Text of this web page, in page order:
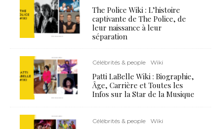
The Police Wiki : L’histoire
captivante de The Police, de
leur naissance à leur
séparation
Célébrités & people Wiki
Patti LaBelle Wiki : Biographie,
Âge, Carrière et Toutes les
Infos sur la Star de la Musique
Célébrités & people Wiki